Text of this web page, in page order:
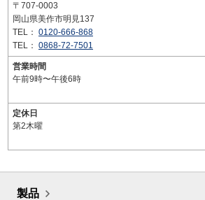
〒707-0003
岡山県美作市明見137
TEL： 0120-666-868
TEL： 0868-72-7501
営業時間
午前9時〜午後6時
定休日
第2木曜
製品